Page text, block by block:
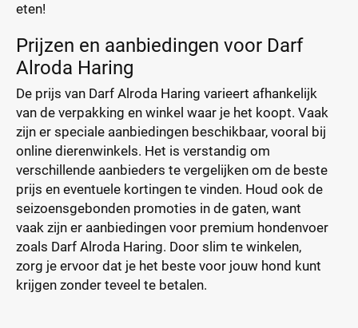
eten!
Prijzen en aanbiedingen voor Darf
Alroda Haring
De prijs van Darf Alroda Haring varieert afhankelijk
van de verpakking en winkel waar je het koopt. Vaak
zijn er speciale aanbiedingen beschikbaar, vooral bij
online dierenwinkels. Het is verstandig om
verschillende aanbieders te vergelijken om de beste
prijs en eventuele kortingen te vinden. Houd ook de
seizoensgebonden promoties in de gaten, want
vaak zijn er aanbiedingen voor premium hondenvoer
zoals Darf Alroda Haring. Door slim te winkelen,
zorg je ervoor dat je het beste voor jouw hond kunt
krijgen zonder teveel te betalen.